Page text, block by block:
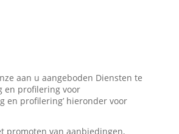
aan u aangeboden Diensten te
en profilering voor
en profilering’ hieronder voor
promoten van aanbiedingen,